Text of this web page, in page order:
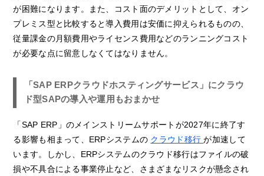
が困難になります。また、コスト面のデメリットとして、オン
プレミス型と比較すると導入費用は安価に抑えられるものの、
従量課金の月額費用やライセンス費用などのランニングコスト
が必要な点に留意しなくてはなりません。
「SAP ERPクラウドホスティングサービス」にクラウ
ド型SAPの導入や運用もおまかせ
「SAP ERP」のメインストリームサポートが2027年に終了す
る影響も相まって、ERPシステムの クラウド移行が加速して
います。しかし、ERPシステムのクラウド移行はファイルの破
損や不具合による事業停止など、さまざまなリスクが懸念され